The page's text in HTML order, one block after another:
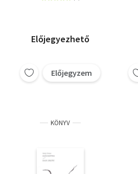
Előjegyezhető
Előjegyzem
KÖNYV